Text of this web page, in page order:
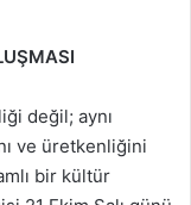
değil; aynı
ve üretkenliğini
bir kültür